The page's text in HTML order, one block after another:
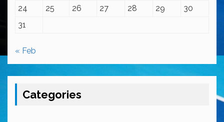
24
25 26 27 28 29
30
31
« Feb
Categories